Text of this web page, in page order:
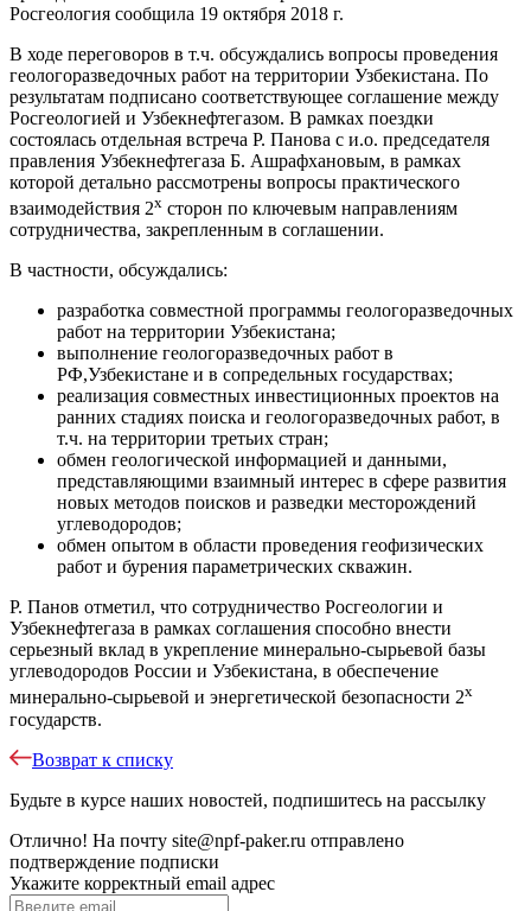
Росгеология сообщила 19 октября 2018 г.
В ходе переговоров в т.ч. обсуждались вопросы проведения
геологоразведочных работ на территории Узбекистана. По
результатам подписано соответствующее соглашение между
Росгеологией и Узбекнефтегазом. В рамках поездки
состоялась отдельная встреча Р. Панова с и.о. председателя
правления Узбекнефтегаза Б. Ашрафхановым, в рамках
которой детально рассмотрены вопросы практического
взаимодействия 2х сторон по ключевым направлениям
сотрудничества, закрепленным в соглашении.
В частности, обсуждались:
разработка совместной программы геологоразведочных
работ на территории Узбекистана;
выполнение геологоразведочных работ в
РФ,Узбекистане и в сопредельных государствах;
реализация совместных инвестиционных проектов на
ранних стадиях поиска и геологоразведочных работ, в
т.ч. на территории третьих стран;
обмен геологической информацией и данными,
представляющими взаимный интерес в сфере развития
новых методов поисков и разведки месторождений
углеводородов;
обмен опытом в области проведения геофизических
работ и бурения параметрических скважин.
Р. Панов отметил, что сотрудничество Росгеологии и
Узбекнефтегаза в рамках соглашения способно внести
серьезный вклад в укрепление минерально-сырьевой базы
углеводородов России и Узбекистана, в обеспечение
минерально-сырьевой и энергетической безопасности 2х
государств.
Возврат к списку
Будьте в курсе наших новостей, подпишитесь на рассылку
Отлично! На почту site@npf-paker.ru отправлено
подтверждение подписки
Укажите корректный email адрес